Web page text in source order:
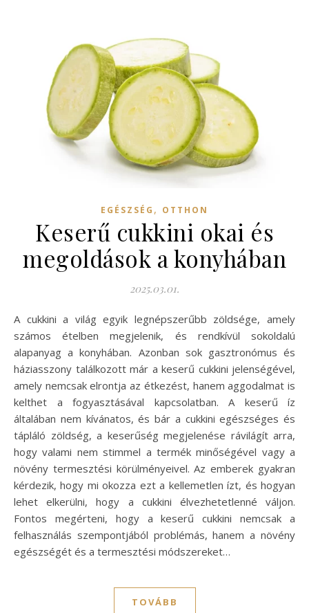
EGÉSZSÉG , OTTHON
Keserű cukkini okai és
megoldások a konyhában
2025.03.01.
A cukkini a világ egyik legnépszerűbb zöldsége, amely
számos ételben megjelenik, és rendkívül sokoldalú
alapanyag a konyhában. Azonban sok gasztronómus és
háziasszony találkozott már a keserű cukkini jelenségével,
amely nemcsak elrontja az étkezést, hanem aggodalmat is
kelthet a fogyasztásával kapcsolatban. A keserű íz
általában nem kívánatos, és bár a cukkini egészséges és
tápláló zöldség, a keserűség megjelenése rávilágít arra,
hogy valami nem stimmel a termék minőségével vagy a
növény termesztési körülményeivel. Az emberek gyakran
kérdezik, hogy mi okozza ezt a kellemetlen ízt, és hogyan
lehet elkerülni, hogy a cukkini élvezhetetlenné váljon.
Fontos megérteni, hogy a keserű cukkini nemcsak a
felhasználás szempontjából problémás, hanem a növény
egészségét és a termesztési módszereket…
TOVÁBB